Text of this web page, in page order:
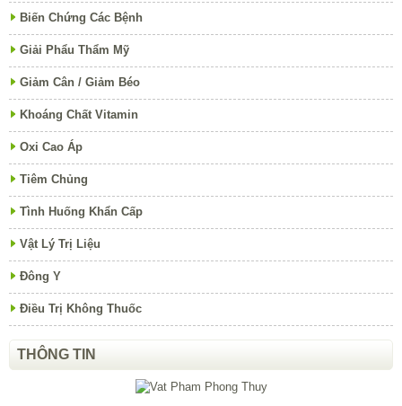
Biến Chứng Các Bệnh
Giải Phẩu Thẩm Mỹ
Giảm Cân / Giảm Béo
Khoáng Chất Vitamin
Oxi Cao Áp
Tiêm Chủng
Tình Huống Khẩn Cấp
Vật Lý Trị Liệu
Đông Y
Điều Trị Không Thuốc
THÔNG TIN